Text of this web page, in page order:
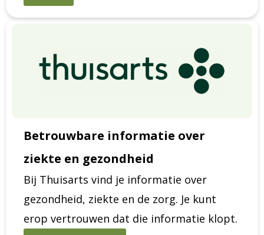
Betrouwbare informatie over
ziekte en gezondheid
Bij Thuisarts vind je informatie over
gezondheid, ziekte en de zorg. Je kunt
erop vertrouwen dat die informatie klopt.